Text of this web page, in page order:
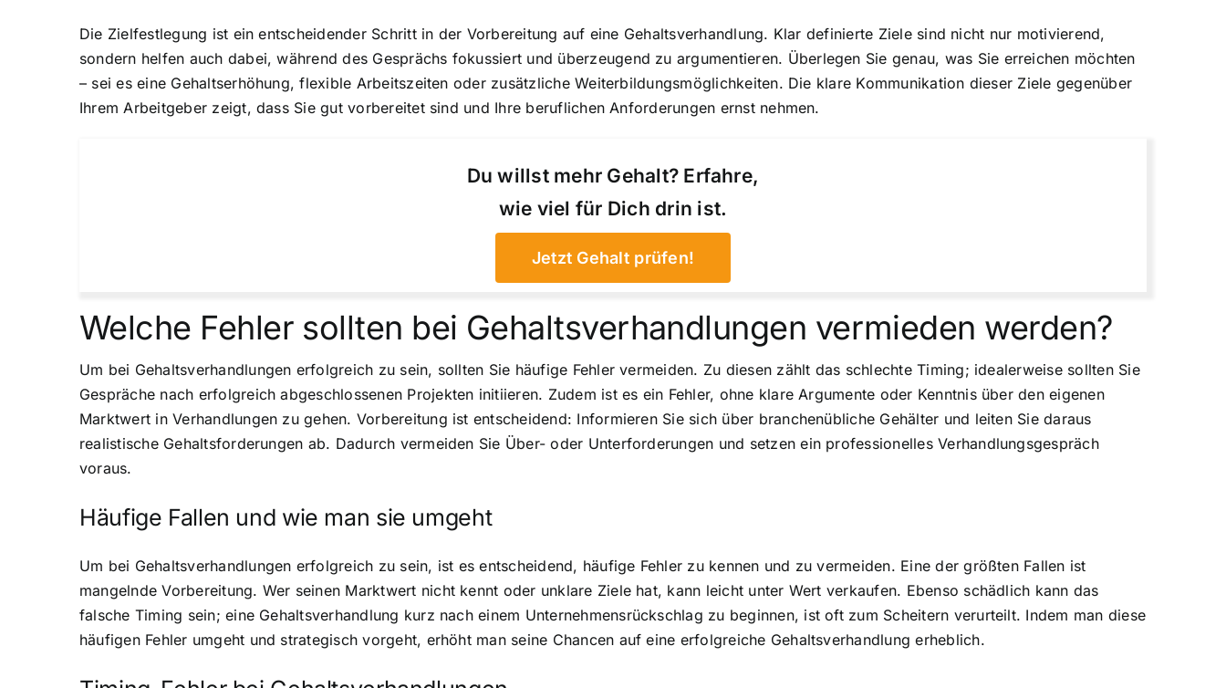
Die Zielfestlegung ist ein entscheidender Schritt in der Vorbereitung auf eine Gehaltsverhandlung. Klar definierte Ziele sind nicht nur motivierend,
sondern helfen auch dabei, während des Gesprächs fokussiert und überzeugend zu argumentieren. Überlegen Sie genau, was Sie erreichen möchten
– sei es eine Gehaltserhöhung, flexible Arbeitszeiten oder zusätzliche Weiterbildungsmöglichkeiten. Die klare Kommunikation dieser Ziele gegenüber
Ihrem Arbeitgeber zeigt, dass Sie gut vorbereitet sind und Ihre beruflichen Anforderungen ernst nehmen.
Du willst mehr Gehalt? Erfahre,
wie viel für Dich drin ist.
Jetzt Gehalt prüfen!
Welche Fehler sollten bei Gehaltsverhandlungen vermieden werden?
Um bei Gehaltsverhandlungen erfolgreich zu sein, sollten Sie häufige Fehler vermeiden. Zu diesen zählt das schlechte Timing; idealerweise sollten Sie
Gespräche nach erfolgreich abgeschlossenen Projekten initiieren. Zudem ist es ein Fehler, ohne klare Argumente oder Kenntnis über den eigenen
Marktwert in Verhandlungen zu gehen. Vorbereitung ist entscheidend: Informieren Sie sich über branchenübliche Gehälter und leiten Sie daraus
realistische Gehaltsforderungen ab. Dadurch vermeiden Sie Über- oder Unterforderungen und setzen ein professionelles Verhandlungsgespräch
voraus.
Häufige Fallen und wie man sie umgeht
Um bei Gehaltsverhandlungen erfolgreich zu sein, ist es entscheidend, häufige Fehler zu kennen und zu vermeiden. Eine der größten Fallen ist
mangelnde Vorbereitung. Wer seinen Marktwert nicht kennt oder unklare Ziele hat, kann leicht unter Wert verkaufen. Ebenso schädlich kann das
falsche Timing sein; eine Gehaltsverhandlung kurz nach einem Unternehmensrückschlag zu beginnen, ist oft zum Scheitern verurteilt. Indem man diese
häufigen Fehler umgeht und strategisch vorgeht, erhöht man seine Chancen auf eine erfolgreiche Gehaltsverhandlung erheblich.